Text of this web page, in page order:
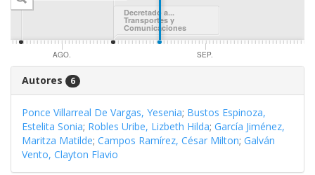
Decretado a...
Transportes y
Comunicaciones
AGO. SEP.
Autores 6
Ponce Villarreal De Vargas, Yesenia; Bustos Espinoza,
Estelita Sonia; Robles Uribe, Lizbeth Hilda; García Jiménez,
Maritza Matilde; Campos Ramírez, César Milton; Galván
Vento, Clayton Flavio